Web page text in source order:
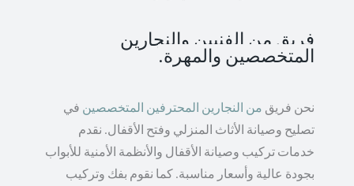
فريق من الفنيين والنجارين
المتخصصين والمهرة.
نحن فريق من النجارين المحترفين المتخصصين في
تصليح وصيانة الأثاث المنزلي وفتح الأقفال. نقدم
خدمات تركيب وصيانة الأقفال والأنظمة الأمنية للأبواب
بجودة عالية وأسعار مناسبة. كما نقوم بفك وتركيب